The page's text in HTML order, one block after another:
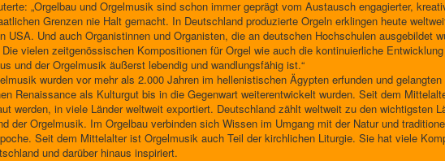
„Orgelbau und Orgelmusik sind schon immer geprägt vom Austausch engagierter,
Grenzen nie Halt gemacht. In Deutschland produzierte Orgeln erklingen heute
USA. Und auch Organistinnen und Organisten, die an deutschen Hochschulen ausgebildet
vielen zeitgenössischen Kompositionen für Orgel wie auch die kontinuierliche
und der Orgelmusik äußerst lebendig und wandlungsfähig ist.“
wurden vor mehr als 2.000 Jahren im hellenistischen Ägypten erfunden und
Renaissance als Kulturgut bis in die Gegenwart weiterentwickelt wurden. Seit dem
werden, in viele Länder weltweit exportiert. Deutschland zählt weltweit zu den wichtigsten
der Orgelmusik. Im Orgelbau verbinden sich Wissen im Umgang mit der Natur und
Seit dem Mittelalter ist Orgelmusik auch Teil der kirchlichen Liturgie. Sie hat viele
und darüber hinaus inspiriert.